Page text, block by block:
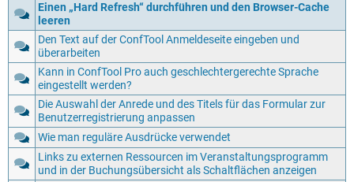
Einen „Hard Refresh“ durchführen und den Browser-Cache
leeren
Den Text auf der ConfTool Anmeldeseite eingeben und
überarbeiten
Kann in ConfTool Pro auch geschlechtergerechte Sprache
eingestellt werden?
Die Auswahl der Anrede und des Titels für das Formular zur
Benutzerregistrierung anpassen
Wie man reguläre Ausdrücke verwendet
Links zu externen Ressourcen im Veranstaltungsprogramm
und in der Buchungsübersicht als Schaltflächen anzeigen